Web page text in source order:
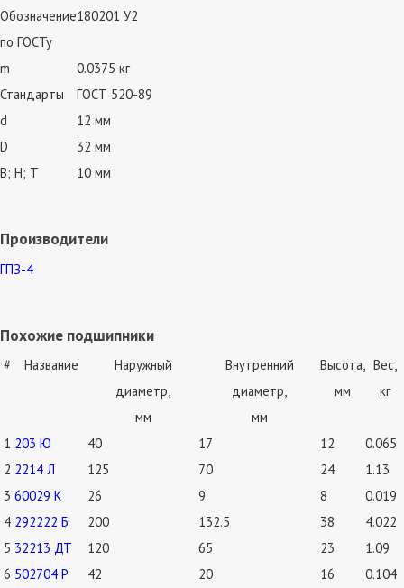
Обозначение
по ГОСТу
180201 У2
m
0.0375 кг
Стандарты
ГОСТ 520-89
d
12 мм
D
32 мм
В; Н; Т
10 мм
Производители
ГПЗ-4
Похожие подшипники
# Название
Наружный
диаметр,
мм
Внутренний
диаметр,
мм
Высота,
мм
Вес,
кг
1 203 Ю 40 17 12
0.065
2 2214 Л 125 70 24
1.13
3 60029 К 26 9 8
0.019
4 292222 Б 200 132.5 38
4.022
5 32213 ДТ 120 65 23
1.09
6 502704 Р 42 20 16
0.104